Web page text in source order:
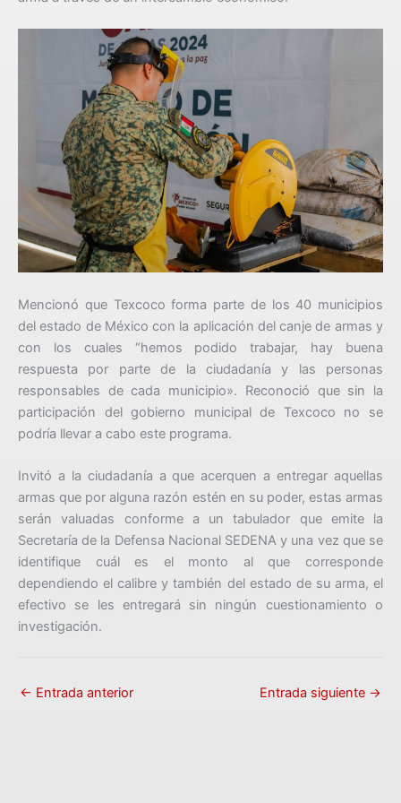
Mencionó que Texcoco forma parte de los 40 municipios
del estado de México con la aplicación del canje de armas y
con los cuales “hemos podido trabajar, hay buena
respuesta por parte de la ciudadanía y las personas
responsables de cada municipio». Reconoció que sin la
participación del gobierno municipal de Texcoco no se
podría llevar a cabo este programa.
Invitó a la ciudadanía a que acerquen a entregar aquellas
armas que por alguna razón estén en su poder, estas armas
serán valuadas conforme a un tabulador que emite la
Secretaría de la Defensa Nacional SEDENA y una vez que se
identifique cuál es el monto al que corresponde
dependiendo el calibre y también del estado de su arma, el
efectivo se les entregará sin ningún cuestionamiento o
investigación.
← Entrada anterior Entrada siguiente →